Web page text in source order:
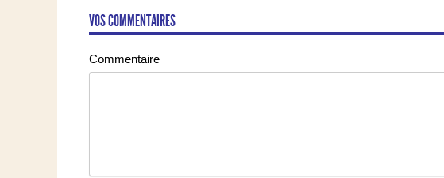
VOS COMMENTAIRES
Commentaire